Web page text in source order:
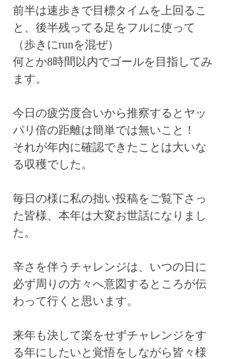
前半は速歩きで目標タイムを上回るこ
と、後半残ってる足をフルに使って
（歩きにrunを混ぜ）
何とか8時間以内でゴールを目指してみ
ます。
今日の疲労度合いから推察するとヤッ
パリ倍の距離は簡単では無いこと！
それが年内に確認できたことは大いな
る収穫でした。
毎日の様に私の拙い投稿をご覧下さっ
た皆様、本年は大変お世話になりまし
た。
辛さを伴うチャレンジは、いつの日に
必ず周りの方々へ意図するところが伝
わって行くと思います。
来年も決して楽をせずチャレンジをす
る年にしたいと覚悟をしながら皆々様